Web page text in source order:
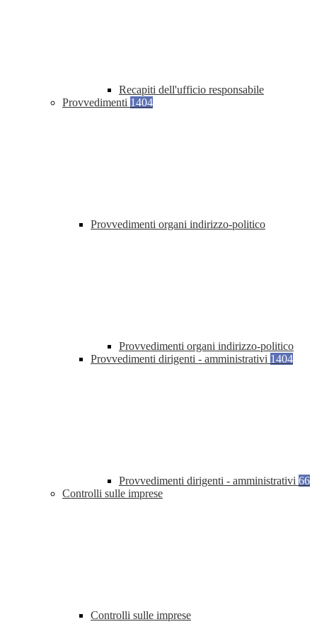
Recapiti dell'ufficio responsabile
Provvedimenti 1404
Provvedimenti organi indirizzo-politico
Provvedimenti organi indirizzo-politico
Provvedimenti dirigenti - amministrativi 1404
Provvedimenti dirigenti - amministrativi 66
Controlli sulle imprese
Controlli sulle imprese